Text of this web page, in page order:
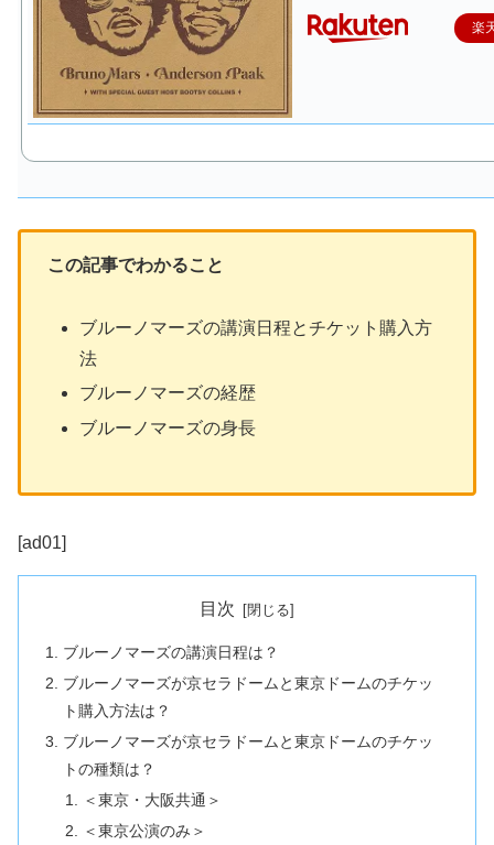
楽
この記事でわかること
ブルーノマーズの講演日程とチケット購入方
法
ブルーノマーズの経歴
ブルーノマーズの身長
[ad01]
目次
ブルーノマーズの講演日程は？
ブルーノマーズが京セラドームと東京ドームのチケッ
ト購入方法は？
ブルーノマーズが京セラドームと東京ドームのチケッ
トの種類は？
＜東京・⼤阪共通＞
＜東京公演のみ＞